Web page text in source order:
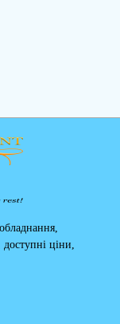
доступні ціни,